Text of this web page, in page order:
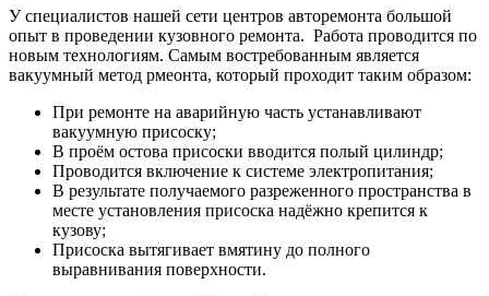
У специалистов нашей сети центров авторемонта большой
опыт в проведении кузовного ремонта. Работа проводится по
новым технологиям. Самым востребованным является
вакуумный метод рмеонта, который проходит таким образом:
При ремонте на аварийную часть устанавливают
вакуумную присоску;
В проём остова присоски вводится полый цилиндр;
Проводится включение к системе электропитания;
В результате получаемого разреженного пространства в
месте установления присоска надёжно крепится к
кузову;
Присоска вытягивает вмятину до полного
выравнивания поверхности.